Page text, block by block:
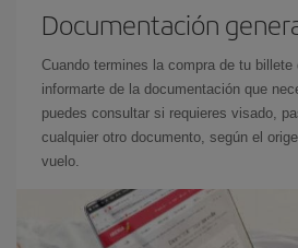
Documentación
Cuando termines la compra de tu billete
informarte de la documentación que
puedes consultar si requieres visado,
cualquier otro documento, según el
vuelo.